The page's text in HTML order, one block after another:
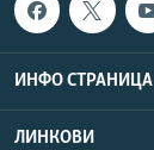
ИНФО СТРАНИЦА
ЛИНКОВИ